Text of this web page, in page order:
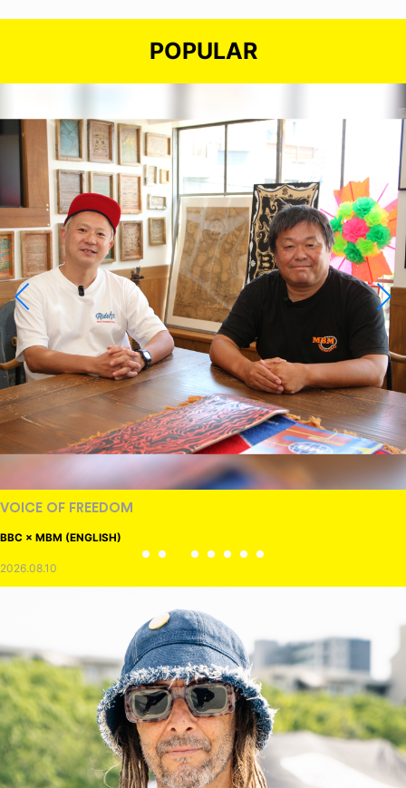
POPULAR
VOICE OF FREEDOM
BBC × MBM (ENGLISH)
2026.08.10